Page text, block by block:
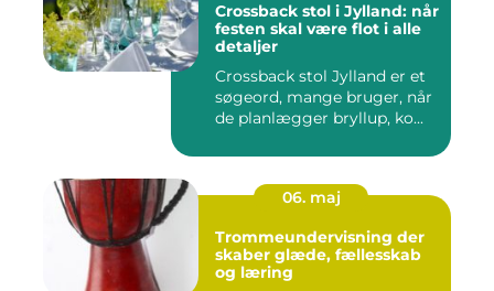
Crossback stol i Jylland: når
festen skal være flot i alle
detaljer
Crossback stol Jylland er et
søgeord, mange bruger, når
de planlægger bryllup, ko...
06. maj
Trommeundervisning der
skaber glæde, fællesskab
og læring